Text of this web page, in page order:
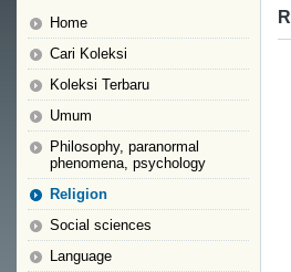
Home
Cari Koleksi
Koleksi Terbaru
Umum
Philosophy, paranormal
phenomena, psychology
Religion
Social sciences
Language